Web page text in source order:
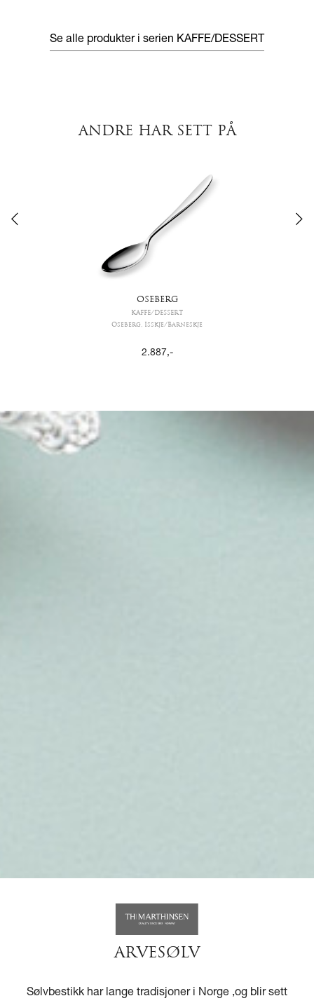
Se alle produkter i serien KAFFE/DESSERT
ANDRE HAR SETT PÅ
OSEBERG
KAFFE/DESSERT
Oseberg, Isskje/Barneskje
2.887 ,-
ARVESØLV
Sølvbestikk har lange tradisjoner i Norge ,og blir sett